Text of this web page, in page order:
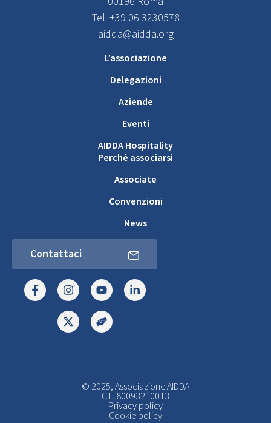
Tel. +39 06 3230578
aidda@aidda.org
L’associazione
Delegazioni
Aziende
Eventi
AIDDA Hospitality
Perché associarsi
Associate
Convenzioni
News
Contattaci
© 2025, Associazione AIDDA
C.F. 80093210013
Privacy policy
Cookie policy